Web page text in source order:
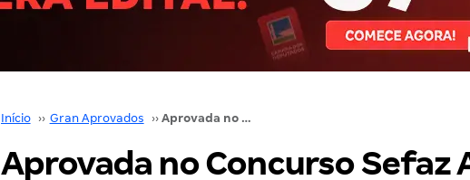
Início ›› Gran Aprovados ›› Aprovada no Concurso Sefaz AM: conheça Marina Lora!
Aprovada no Concurso Sefaz